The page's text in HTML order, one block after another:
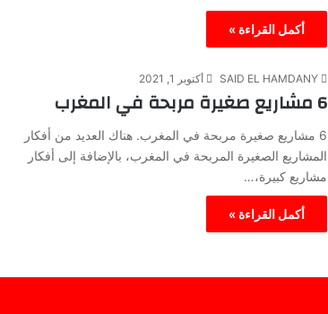
أكمل القراءة »
SAID EL HAMDANY أكتوبر 1, 2021
6 مشاريع صغيرة مربحة في المغرب
6 مشاريع صغيرة مربحة في المغرب. هناك العديد من أفكار
المشاريع الصغيرة المربحة في المغرب، بالإضافة إلى أفكار
مشاريع كبيرة،…
أكمل القراءة »